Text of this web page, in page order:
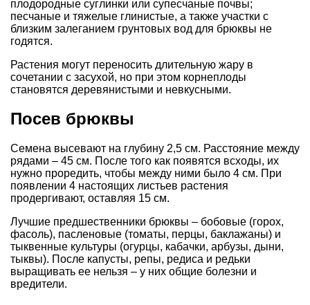
плодородные суглинки или супесчаные почвы;
песчаные и тяжелые глинистые, а также участки с
близким залеганием грунтовых вод для брюквы не
годятся.
Растения могут переносить длительную жару в
сочетании с засухой, но при этом корнеплоды
становятся деревянистыми и невкусными.
Посев брюквы
Семена высевают на глубину 2,5 см. Расстояние между
рядами – 45 см. После того как появятся всходы, их
нужно проредить, чтобы между ними было 4 см. При
появлении 4 настоящих листьев растения
продергивают, оставляя 15 см.
Лучшие предшественники брюквы – бобовые (горох,
фасоль), пасленовые (томаты, перцы, баклажаны) и
тыквенные культуры (огурцы, кабачки, арбузы, дыни,
тыквы). После капусты, репы, редиса и редьки
выращивать ее нельзя – у них общие болезни и
вредители.